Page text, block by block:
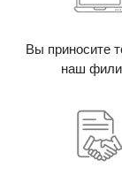
Вы приносите
наш